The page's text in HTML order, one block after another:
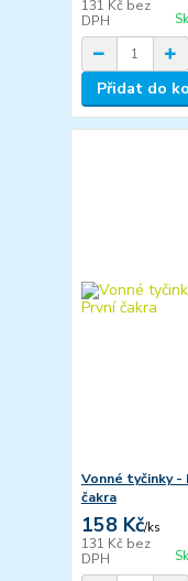
131 Kč bez
DPH
Přidat do
Vonné tyčinky -
čakra
158 Kč/ks
131 Kč bez
DPH